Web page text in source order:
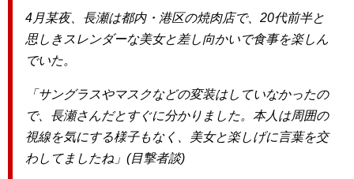
4月某夜、長瀬は都内・港区の焼肉店で、20代前半と
思しきスレンダーな美女と差し向かいで食事を楽しん
でいた。
「サングラスやマスクなどの変装はしていなかったの
で、長瀬さんだとすぐに分かりました。本人は周囲の
視線を気にする様子もなく、美女と楽しげに言葉を交
わしてましたね」(目撃者談)